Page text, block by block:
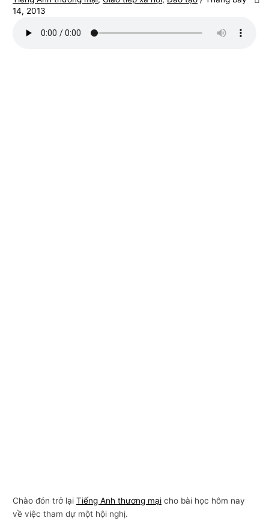
14, 2013
Chào đón trở lạiTiếng Anh thương mại cho bài học hôm nay
về việc tham dự một hội nghị.